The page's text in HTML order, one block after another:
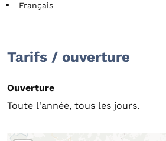
Français
Tarifs / ouverture
Ouverture
Toute l'année, tous les jours.